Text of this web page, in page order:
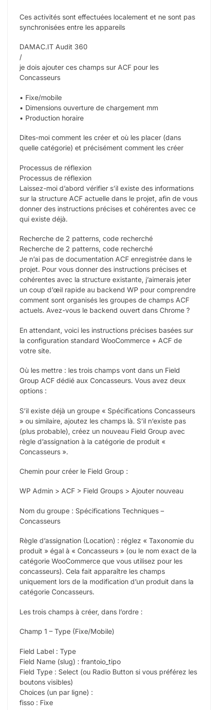
Ces activités sont effectuées localement et ne sont pas
synchronisées entre les appareils
DAMAC.IT Audit 360
/
je dois ajouter ces champs sur ACF pour les
Concasseurs
•⁠ ⁠Fixe/mobile
•⁠ ⁠Dimensions ouverture de chargement mm
•⁠ ⁠Production horaire
Dites-moi comment les créer et où les placer (dans
quelle catégorie) et précisément comment les créer
Processus de réflexion
Processus de réflexion
Laissez-moi d’abord vérifier s’il existe des informations
sur la structure ACF actuelle dans le projet, afin de vous
donner des instructions précises et cohérentes avec ce
qui existe déjà.
Recherche de 2 patterns, code recherché
Recherche de 2 patterns, code recherché
Je n’ai pas de documentation ACF enregistrée dans le
projet. Pour vous donner des instructions précises et
cohérentes avec la structure existante, j’aimerais jeter
un coup d’œil rapide au backend WP pour comprendre
comment sont organisés les groupes de champs ACF
actuels. Avez-vous le backend ouvert dans Chrome ?
En attendant, voici les instructions précises basées sur
la configuration standard WooCommerce + ACF de
votre site.
Où les mettre : les trois champs vont dans un Field
Group ACF dédié aux Concasseurs. Vous avez deux
options :
S’il existe déjà un groupe « Spécifications Concasseurs
» ou similaire, ajoutez les champs là. S’il n’existe pas
(plus probable), créez un nouveau Field Group avec
règle d’assignation à la catégorie de produit «
Concasseurs ».
Chemin pour créer le Field Group :
WP Admin > ACF > Field Groups > Ajouter nouveau
Nom du groupe : Spécifications Techniques –
Concasseurs
Règle d’assignation (Location) : réglez « Taxonomie du
produit » égal à « Concasseurs » (ou le nom exact de la
catégorie WooCommerce que vous utilisez pour les
concasseurs). Cela fait apparaître les champs
uniquement lors de la modification d’un produit dans la
catégorie Concasseurs.
Les trois champs à créer, dans l’ordre :
Champ 1 – Type (Fixe/Mobile)
Field Label : Type
Field Name (slug) : frantoio_tipo
Field Type : Select (ou Radio Button si vous préférez les
boutons visibles)
Choices (un par ligne) :
fisso : Fixe